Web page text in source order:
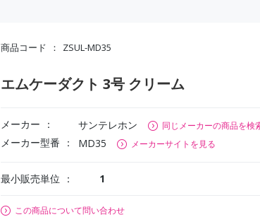
商品コード ZSUL-MD35
エムケーダクト 3号 クリーム
メーカー サンテレホン 同じメーカーの商品を検
メーカー型番 MD35 メーカーサイトを見る
最小販売単位 1
この商品について問い合わせ